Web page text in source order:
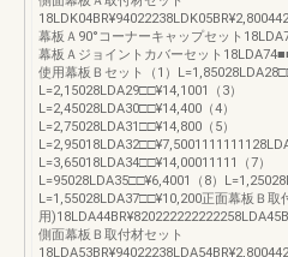
幕板Ａ90°コーナーキャップセット
幕板Ａジョイントカバーセット
使用幕板Ｂセット（1）
L=2,15028LDA29□□¥14,1001（3）
L=2,45028LDA30□□¥14,400（4）
L=2,75028LDA31□□¥14,800（5）
L=3,65018LDA34□□¥14,00011111（7）
L=95028LDA35□□¥6,4001（8）
L=1,55028LDA37□□¥10,200正面幕板Ｂ取
用
側面幕板Ｂ取付材セット